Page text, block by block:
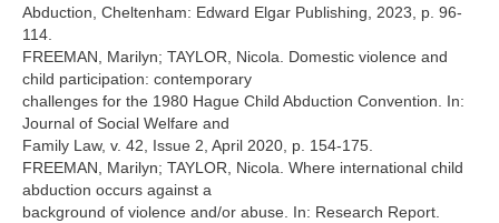
Abduction, Cheltenham: Edward Elgar Publishing, 2023, p. 96-
114.
FREEMAN, Marilyn; TAYLOR, Nicola. Domestic violence and
child participation: contemporary
challenges for the 1980 Hague Child Abduction Convention. In:
Journal of Social Welfare and
Family Law, v. 42, Issue 2, April 2020, p. 154-175.
FREEMAN, Marilyn; TAYLOR, Nicola. Where international child
abduction occurs against a
background of violence and/or abuse. In: Research Report.